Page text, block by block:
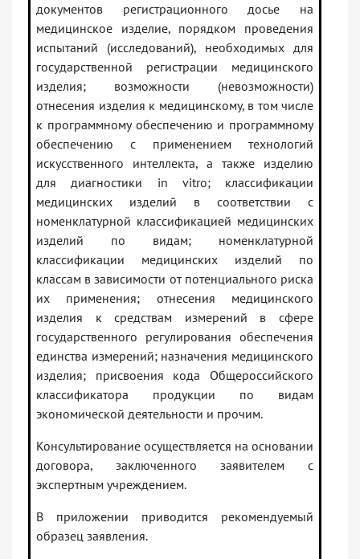
документов регистрационного досье на
медицинское изделие, порядком проведения
испытаний (исследований), необходимых для
государственной регистрации медицинского
изделия; возможности (невозможности)
отнесения изделия к медицинскому, в том числе
к программному обеспечению и программному
обеспечению с применением технологий
искусственного интеллекта, а также изделию
для диагностики in vitro; классификации
медицинских изделий в соответствии с
номенклатурной классификацией медицинских
изделий по видам; номенклатурной
классификации медицинских изделий по
классам в зависимости от потенциального риска
их применения; отнесения медицинского
изделия к средствам измерений в сфере
государственного регулирования обеспечения
единства измерений; назначения медицинского
изделия; присвоения кода Общероссийского
классификатора продукции по видам
экономической деятельности и прочим.
Консультирование осуществляется на основании
договора, заключенного заявителем с
экспертным учреждением.
В приложении приводится рекомендуемый
образец заявления.